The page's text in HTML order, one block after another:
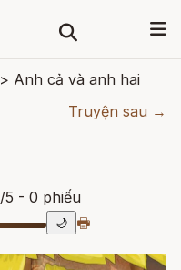
> Anh cả và anh hai
Truyện sau →
/5 - 0 phiếu
🌙 🖶